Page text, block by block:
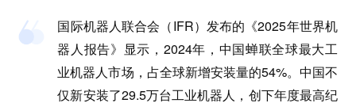
国际机器人联合会（IFR）发布的《2025年世界机
器人报告》显示，2024年，中国蝉联全球最大工
业机器人市场，占全球新增安装量的54%。中国不
仅新安装了29.5万台工业机器人，创下年度最高纪